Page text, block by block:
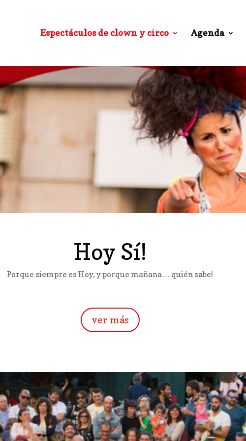
Espectáculos de clown y circo Agenda
Hoy Sí!
Porque siempre es Hoy, y porque mañana… quién sabe!
ver más